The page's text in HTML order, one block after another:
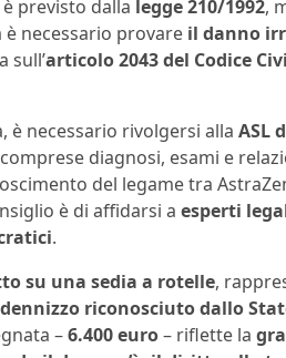
è previsto dalla legge 210/1992,
necessario provare il danno
sull’articolo 2043 del Codice
è necessario rivolgersi alla ASL
diagnosi, esami e
del legame tra
è di affidarsi a esperti
.
su una sedia a rotelle,
riconosciuto dallo
–6.400 euro– riflette la